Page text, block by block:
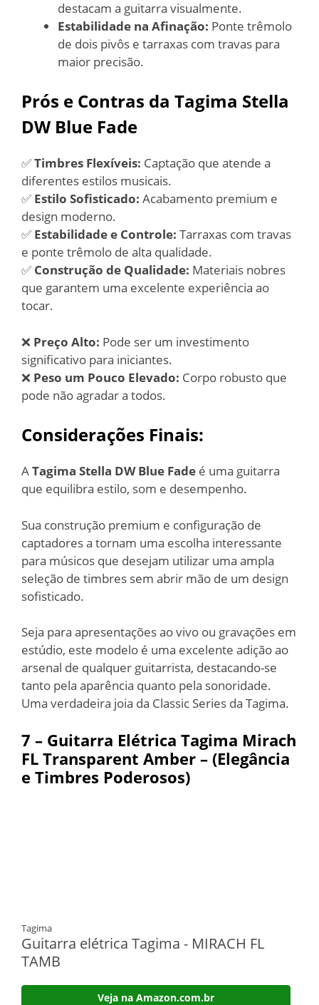
destacam a guitarra visualmente.
Estabilidade na Afinação: Ponte trêmolo
de dois pivôs e tarraxas com travas para
maior precisão.
Prós e Contras da Tagima Stella
DW Blue Fade
✅Timbres Flexíveis: Captação que atende a
diferentes estilos musicais.
✅ Estilo Sofisticado: Acabamento premium e
design moderno.
✅ Estabilidade e Controle: Tarraxas com travas
e ponte trêmolo de alta qualidade.
✅ Construção de Qualidade: Materiais nobres
que garantem uma excelente experiência ao
tocar.
❌ Preço Alto: Pode ser um investimento
significativo para iniciantes.
❌ Peso um Pouco Elevado: Corpo robusto que
pode não agradar a todos.
Considerações Finais:
ATagima Stella DW Blue Fade é uma guitarra
que equilibra estilo, som e desempenho.
Sua construção premium e configuração de
captadores a tornam uma escolha interessante
para músicos que desejam utilizar uma ampla
seleção de timbres sem abrir mão de um design
sofisticado.
Seja para apresentações ao vivo ou gravações em
estúdio, este modelo é uma excelente adição ao
arsenal de qualquer guitarrista, destacando-se
tanto pela aparência quanto pela sonoridade.
Uma verdadeira joia da Classic Series da Tagima.
7 – Guitarra Elétrica Tagima Mirach
FL Transparent Amber – (Elegância
e Timbres Poderosos)
Tagima
Guitarra elétrica Tagima - MIRACH FL
TAMB
Veja na Amazon.com.br